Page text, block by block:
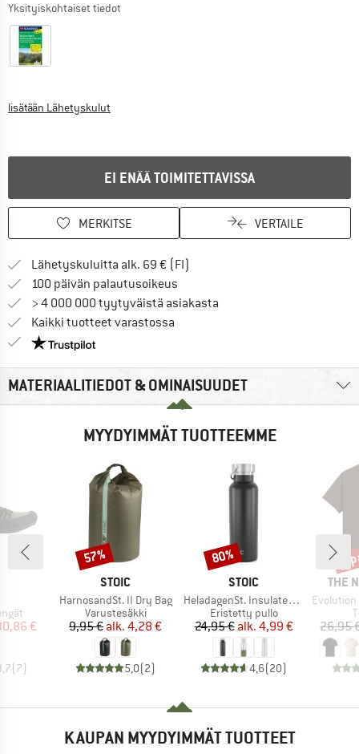
Yksityiskohtaiset tiedot
lisätään Lähetyskulut
EI ENÄÄ TOIMITETTAVISSA
MERKITSE VERTAILE
Lähetyskuluitta alk. 69 € (FI)
100 päivän palautusoikeus
> 4 000 000 tyytyväistä asiakasta
Kaikki tuotteet varastossa
Meillä on Trustpilot -sertifiointi - lue lisää tästä!
MATERIAALITIEDOT & OMINAISUUDET
MYYDYIMMÄT TUOTTEEMME
hinta
€
(7)
MERKKI
STOIC
Tuote
HarnosandSt. II Dry Bag
Tuoteryhmä
Varustesäkki
Hinta
9,95 € Alennettu hinta
alk. 4,28 €
5,0(2)
Alennus
57%
MERKKI
STOIC
Tuote
HeladagenSt. Insulated Stainless Steel Bottle 500
Tuoteryhmä
Eristetty pullo
Hinta
24,95 € Alennettu hinta
alk. 4,99 €
4,6(20)
Alennus
80%
THE
Tuote
Evolution
26,95
KAUPAN MYYDYIMMÄT TUOTTEET